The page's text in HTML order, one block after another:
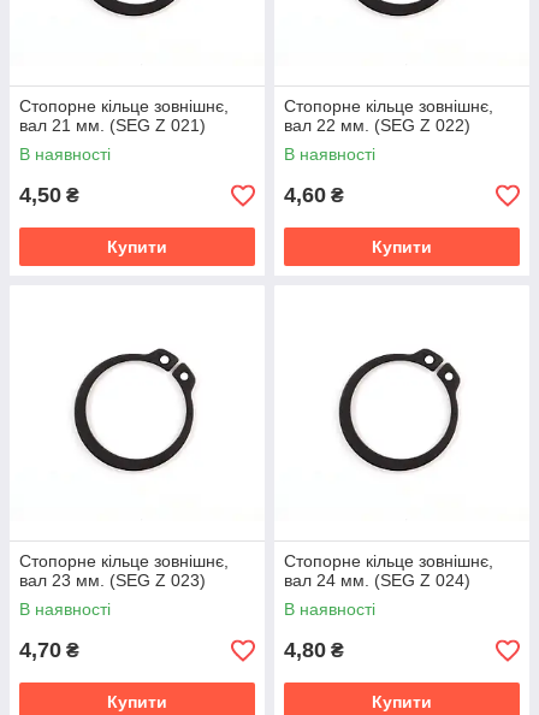
Стопорне кільце зовнішнє,
вал 21 мм. (SEG Z 021)
В наявності
4,50 ₴
Купити
Стопорне кільце зовнішнє,
вал 22 мм. (SEG Z 022)
В наявності
4,60 ₴
Купити
Стопорне кільце зовнішнє,
вал 23 мм. (SEG Z 023)
В наявності
4,70 ₴
Купити
Стопорне кільце зовнішнє,
вал 24 мм. (SEG Z 024)
В наявності
4,80 ₴
Купити